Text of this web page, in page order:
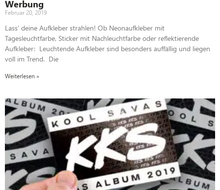
Werbung
Februar 20, 2019
Lass‘ deine Aufkleber strahlen! Ob Neonaufkleber mit
Tagesleuchtfarbe, Sticker mit Nachleuchtfarbe oder reflektierende
Aufkleber: Leuchtende Aufkleber sind besonders auffällig und liegen
voll im Trend. Die
Weiterlesen »